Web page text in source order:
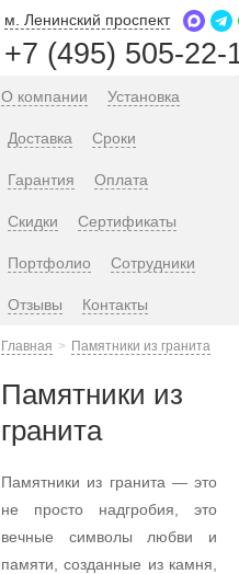
м. Ленинский проспект
+7 (495) 505-22-
О компании Установка
Доставка Сроки
Гарантия Оплата
Скидки Сертификаты
Портфолио Сотрудники
Отзывы Контакты
Главная Памятники из гранита
Памятники из
гранита
Памятники из гранита — это
не просто надгробия, это
вечные символы любви и
памяти, созданные из камня,